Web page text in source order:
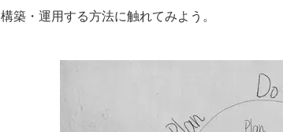
構築・運用する方法に触れてみよう。